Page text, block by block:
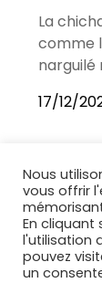
La
comme
narguilé
17/12/
Nous
vous offrir
En cliquant
l'utilisation
pouvez
un